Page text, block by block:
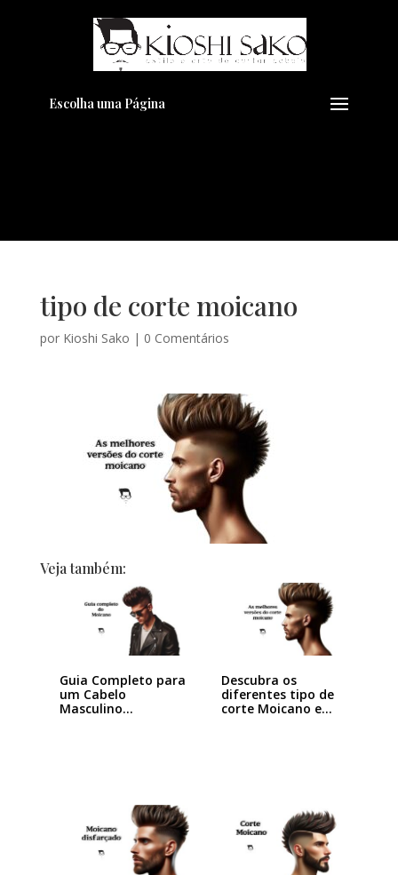
Escolha uma Página
tipo de corte moicano
por Kioshi Sako | 0 Comentários
Veja também:
Guia Completo para
um Cabelo
Masculino
Descubra os
diferentes tipo de
corte Moicano e…
Pensando em transformar seu
Visual??